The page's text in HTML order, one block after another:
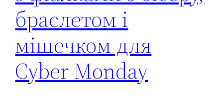
браслетом і
мішечком для
Cyber Monday